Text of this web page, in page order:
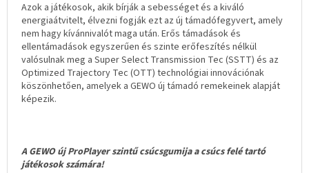
Azok a játékosok, akik bírják a sebességet és a kiváló
energiaátvitelt, élvezni fogják ezt az új támadófegyvert, amely
nem hagy kívánnivalót maga után. Erős támadások és
ellentámadások egyszerűen és szinte erőfeszítés nélkül
valósulnak meg a Super Select Transmission Tec (SSTT) és az
Optimized Trajectory Tec (OTT) technológiai innovációnak
köszönhetően, amelyek a GEWO új támadó remekeinek alapját
képezik.
A GEWO új ProPlayer szintű csúcsgumija a csúcs felé tartó
játékosok számára!